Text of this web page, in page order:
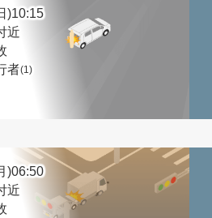
)10:15
近
者(1)
)06:50
近